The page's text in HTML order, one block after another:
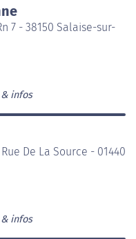
7 - 38150 Salaise-sur-
infos
De La Source - 01440
infos